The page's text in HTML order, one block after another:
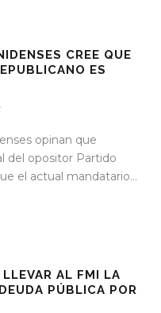
CREE QUE
ES
opinan que
del opositor Partido
el actual mandatario...
AL FMI LA
PÚBLICA POR